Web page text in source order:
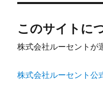
このサイトに
株式会社ルーセントが
株式会社ルーセント公